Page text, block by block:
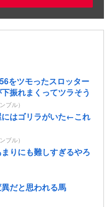
をツモったスロッター
振れまくってツラそう
ブル）
はゴリラがいた←これ
ブル）
まりにも難しすぎるやろ
異だと思われる馬